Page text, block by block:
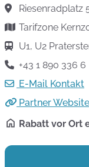
Riesenradplatz
Tarifzone
U1, U2
+43 1 890 336 6
E-Mail Kontakt
Partner Website
Rabatt vor Ort